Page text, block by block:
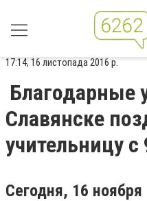
17:14, 16 листопада 2016 р.
Благодарные
Славянске
учительницу
Сегодня, 16